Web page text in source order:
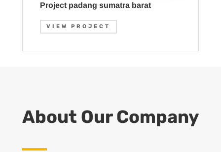
Project padang sumatra barat
VIEW PROJECT
About Our Company